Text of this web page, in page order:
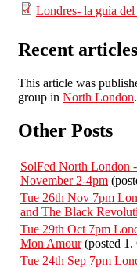
Londres- la guìa
Recent articles
This article was
group in North London
Other Posts
SolFed North London
November 2-4pm
Tue 26th Nov 7pm
and The Black
Tue 29th Oct 7pm
Mon Amour(posted 1.
Tue 24th Sep 7pm